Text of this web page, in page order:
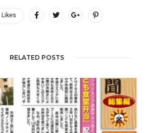
Likes
RELATED POSTS